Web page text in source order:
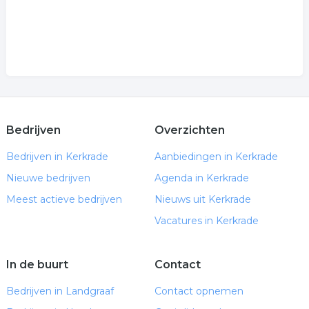
Bedrijven
Bedrijven in Kerkrade
Nieuwe bedrijven
Meest actieve bedrijven
Overzichten
Aanbiedingen in Kerkrade
Agenda in Kerkrade
Nieuws uit Kerkrade
Vacatures in Kerkrade
In de buurt
Bedrijven in Landgraaf
Contact
Contact opnemen